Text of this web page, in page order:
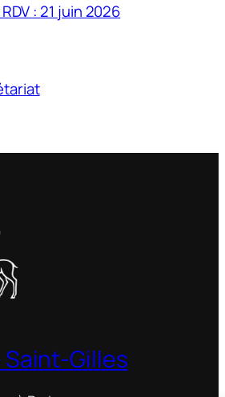
: 21 juin 2026
Gilles